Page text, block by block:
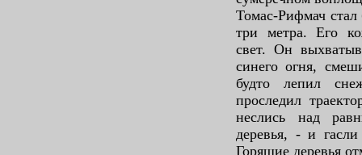
Томас-Рифмач
три метра. Его
свет. Он
синего огня,
будто лепил
проследил
неслись над
деревья, - и
Горящие деревья